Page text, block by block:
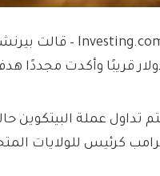
قريبًا وأكدت مجددًا هدفها البالغ 200000
كرئيس للولايات